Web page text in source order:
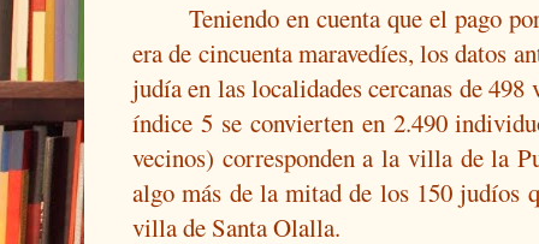
Teniendo en cuenta que el pago
era de cincuenta maravedíes, los datos
judía en las localidades cercanas de
índice 5 se convierten en 2.490
vecinos) corresponden a la villa de la
algo más de la mitad de los 150 judíos
villa de Santa Olalla.